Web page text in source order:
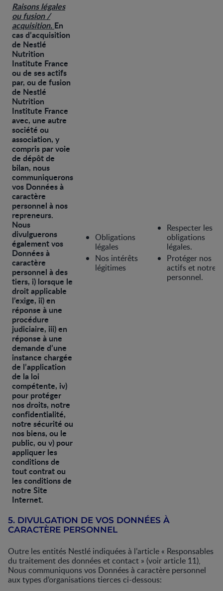
Raisons légales
ou fusion /
acquisition. En
cas d’acquisition
de Nestlé
Nutrition
Institute France
ou de ses actifs
par, ou de fusion
de Nestlé
Nutrition
Institute France
avec, une autre
société ou
association, y
compris par voie
de dépôt de
bilan, nous
communiquerons
vos Données à
caractère
personnel à nos
repreneurs.
Nous
divulguerons
également vos
Données à
caractère
personnel à des
tiers, i) lorsque le
droit applicable
l’exige, ii) en
réponse à une
procédure
judiciaire, iii) en
réponse à une
demande d’une
instance chargée
de l’application
de la loi
compétente, iv)
pour protéger
nos droits, notre
confidentialité,
notre sécurité ou
nos biens, ou le
public, ou v) pour
appliquer les
conditions de
tout contrat ou
les conditions de
notre Site
Internet.
Obligations
légales
Nos intérêts
légitimes
Respecter les
obligations
légales.
Protéger nos
actifs et notre
personnel.
5. DIVULGATION DE VOS DONNÉES À
CARACTÈRE PERSONNEL
Outre les entités Nestlé indiquées à l’article « Responsables
du traitement des données et contact » (voir article 11),
Nous communiquons vos Données à caractère personnel
aux types d’organisations tierces ci-dessous: